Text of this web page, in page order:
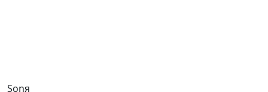
Sonя